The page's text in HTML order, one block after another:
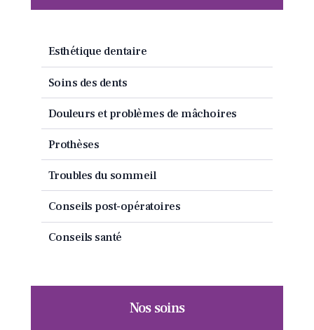
Esthétique dentaire
Soins des dents
Douleurs et problèmes de mâchoires
Prothèses
Troubles du sommeil
Conseils post-opératoires
Conseils santé
Nos soins